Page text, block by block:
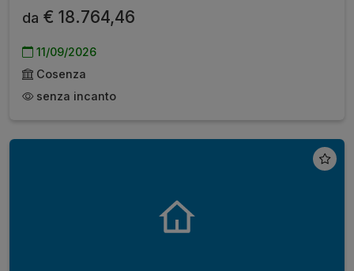
da € 18.764,46
11/09/2026
Cosenza
senza incanto